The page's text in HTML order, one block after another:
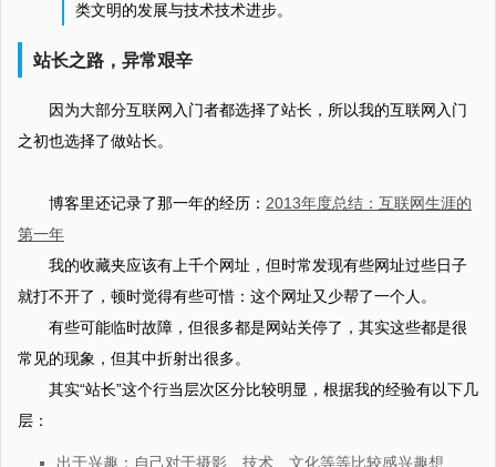
类文明的发展与技术技术进步。
站长之路，异常艰辛
因为大部分互联网入门者都选择了站长，所以我的互联网入门
之初也选择了做站长。
博客里还记录了那一年的经历： 2013年度总结：互联网生涯的
第一年
我的收藏夹应该有上千个网址，但时常发现有些网址过些日子
就打不开了，顿时觉得有些可惜：这个网址又少帮了一个人。
有些可能临时故障，但很多都是网站关停了，其实这些都是很
常见的现象，但其中折射出很多。
其实“站长”这个行当层次区分比较明显，根据我的经验有以下几
层：
出于兴趣：自己对于摄影、技术、文化等等比较感兴趣想